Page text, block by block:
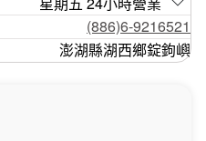
西、湖東、白坑、北寮4村
漁民們的共有產業，一般民
(886)6-9216521
澎湖縣湖西鄉錠鉤嶼